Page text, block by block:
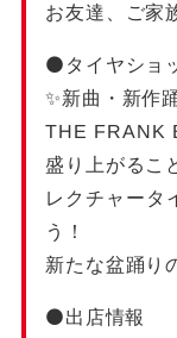
お友達、ご家
⚫️タイヤショ
✨新曲・新作
THE FRANK
盛り上がるこ
レクチャータ
う！
新たな盆踊り
⚫️出店情報